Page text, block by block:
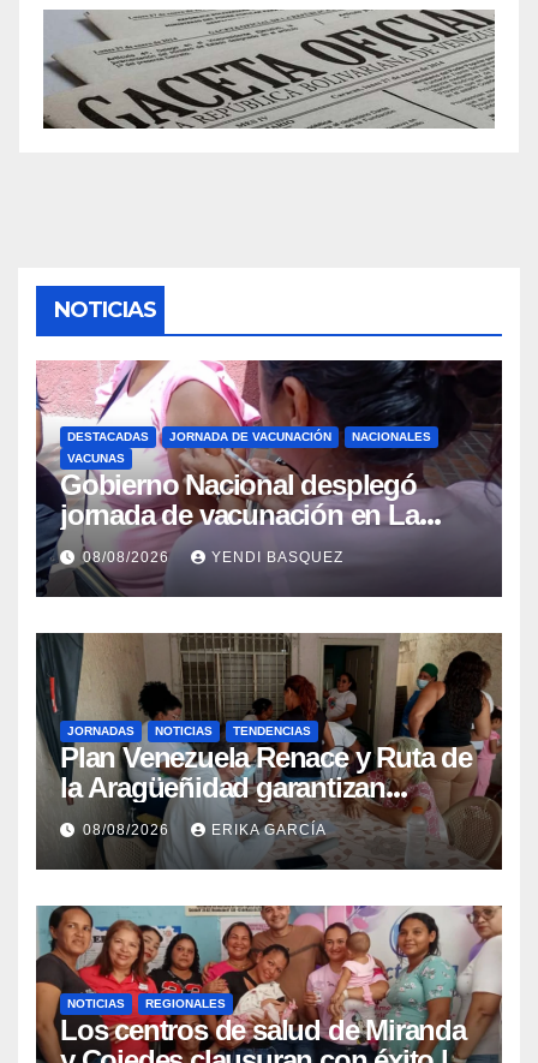
NOTICIAS
DESTACADAS JORNADA DE VACUNACIÓN
NACIONALES
VACUNAS
Gobierno Nacional desplegó
jornada de vacunación en La
Guaira para garantizar protección
epidemiológica
08/08/2026 YENDI BASQUEZ
JORNADAS NOTICIAS TENDENCIAS
Plan Venezuela Renace y Ruta de
la Aragüeñidad garantizan
atención médica integral en
Aragua
08/08/2026 ERIKA GARCÍA
NOTICIAS REGIONALES
Los centros de salud de Miranda